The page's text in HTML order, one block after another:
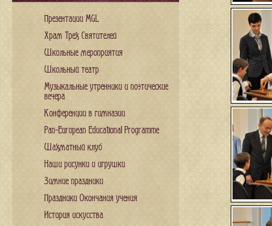
Презентации MGL
Храм Трех Святителей
Школьные мероприятия
Школьный театр
Музыкальные утренники и поэтические
вечера
Конференции в гимназии
Pan-European Educational Programme
Шахматный клуб
Наши рисунки и игрушки
Зимние праздники
Праздники Окончания учения
История искусства